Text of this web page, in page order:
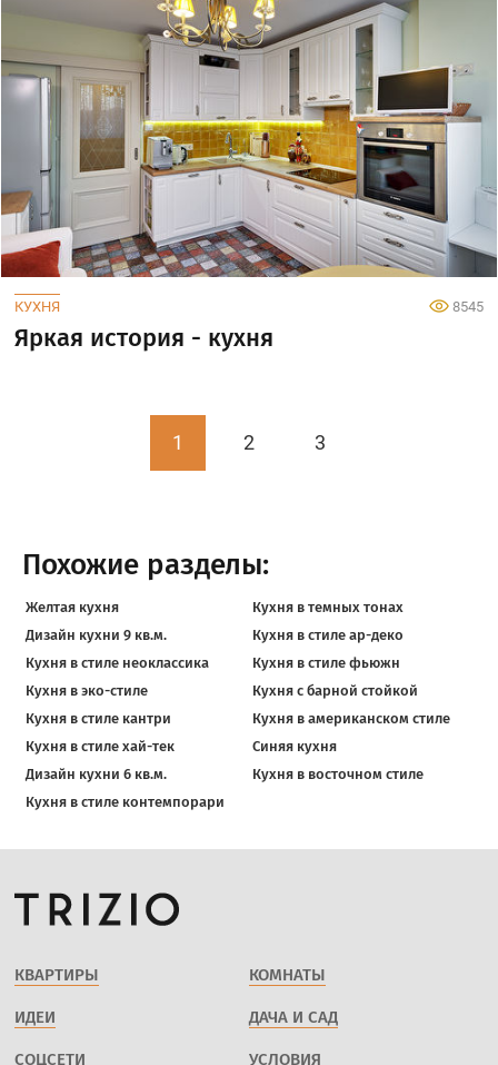
КУХНЯ 8545
Яркая история - кухня
1 2 3
Похожие разделы:
Желтая кухня
Кухня в темных тонах
Дизайн кухни 9 кв.м.
Кухня в стиле ар-деко
Кухня в стиле неоклассика
Кухня в стиле фьюжн
Кухня в эко-стиле
Кухня с барной стойкой
Кухня в стиле кантри
Кухня в американском стиле
Кухня в стиле хай-тек
Синяя кухня
Дизайн кухни 6 кв.м.
Кухня в восточном стиле
Кухня в стиле контемпорари
КВАРТИРЫ КОМНАТЫ
ИДЕИ ДАЧА И САД
СОЦСЕТИ УСЛОВИЯ